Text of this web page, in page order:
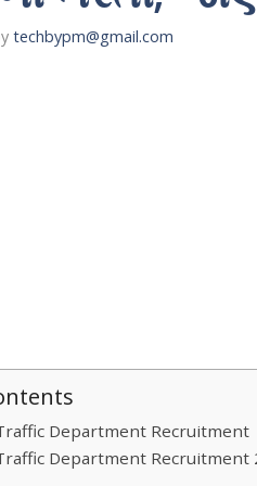
techbypm@gmail.com
Department Recruitment
Department Recruitment